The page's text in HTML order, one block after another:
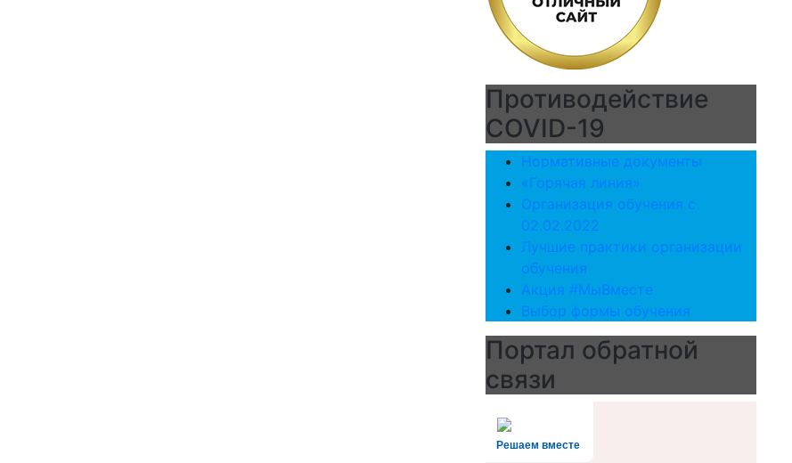
Противодействие
COVID-19
Нормативные документы
«Горячая линия»
Организация обучения с
02.02.2022
Лучшие практики организации
обучения
Акция #МыВместе
Выбор формы обучения
Портал обратной
связи
Решаем вместе